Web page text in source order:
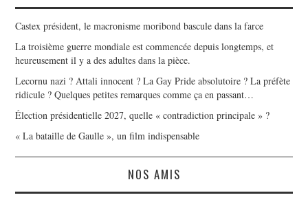
Castex président, le macronisme moribond bascule dans la farce
La troisième guerre mondiale est commencée depuis longtemps, et
heureusement il y a des adultes dans la pièce.
Lecornu nazi ? Attali innocent ? La Gay Pride absolutoire ? La préfète
ridicule ? Quelques petites remarques comme ça en passant…
Élection présidentielle 2027, quelle « contradiction principale » ?
« La bataille de Gaulle », un film indispensable
NOS AMIS